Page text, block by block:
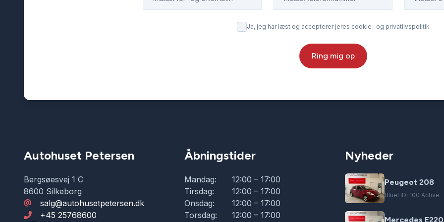
Ja, jeg har læst og accepterer jeres cookie- og privatlivspolitik
Ring mig op
Autohuset Petersen
Bergsøesvej 1 C
8600 Silkeborg
salg@autohusetpetersen.dk
+45 25768600
Åbningstider
Mandag:
12:00 – 17:00
Tirsdag:
12:00 – 17:00
Onsdag:
12:00 – 17:00
Torsdag:
12:00 – 17:00
Nyheder
Peugeot 208
BlueHDi 100 Active
Mercedes